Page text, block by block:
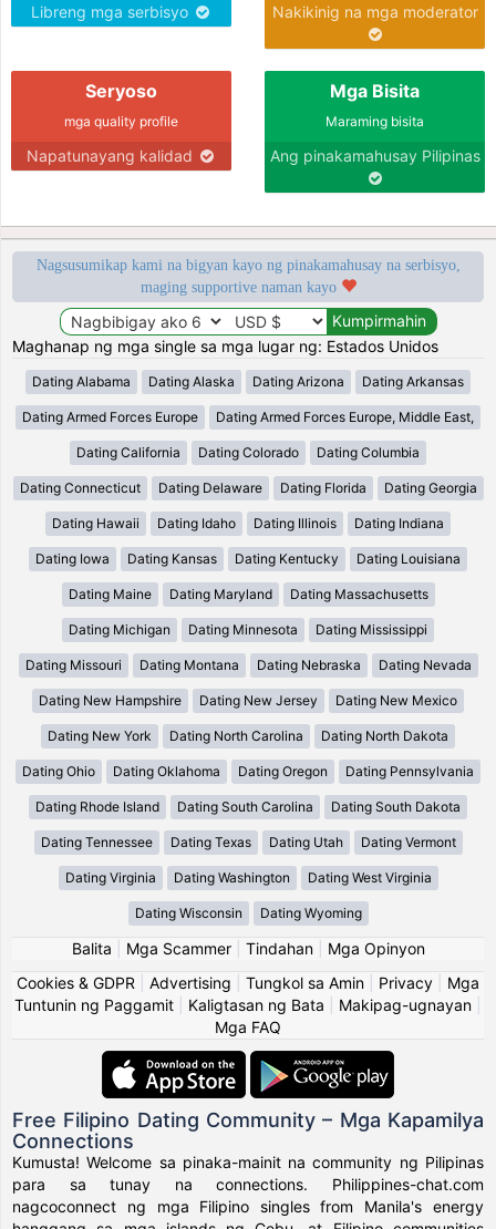
Libreng mga serbisyo Nakikinig na mga moderator
Seryoso
mga quality profile
Napatunayang kalidad
Mga Bisita
Maraming bisita
Ang pinakamahusay Pilipinas
Nagsusumikap kami na bigyan kayo ng pinakamahusay na serbisyo,
maging supportive naman kayo
Maghanap ng mga single sa mga lugar ng: Estados Unidos
Dating Alabama Dating Alaska Dating Arizona Dating Arkansas
Dating Armed Forces Europe Dating Armed Forces Europe, Middle East,
Dating California Dating Colorado Dating Columbia
Dating Connecticut Dating Delaware Dating Florida Dating Georgia
Dating Hawaii Dating Idaho Dating Illinois Dating Indiana
Dating Iowa Dating Kansas Dating Kentucky Dating Louisiana
Dating Maine Dating Maryland Dating Massachusetts
Dating Michigan Dating Minnesota Dating Mississippi
Dating Missouri Dating Montana Dating Nebraska Dating Nevada
Dating New Hampshire Dating New Jersey Dating New Mexico
Dating New York Dating North Carolina Dating North Dakota
Dating Ohio Dating Oklahoma Dating Oregon Dating Pennsylvania
Dating Rhode Island Dating South Carolina Dating South Dakota
Dating Tennessee Dating Texas Dating Utah Dating Vermont
Dating Virginia Dating Washington Dating West Virginia
Dating Wisconsin Dating Wyoming
Balita Mga Scammer| Tindahan| Mga Opinyon
Cookies & GDPR
Advertising Tungkol sa Amin Privacy
Mga
Tuntunin ng Paggamit
Kaligtasan ng Bata Makipag-ugnayan
Mga FAQ
Free Filipino Dating Community – Mga Kapamilya
Connections
Kumusta! Welcome sa pinaka-mainit na community ng Pilipinas
para sa tunay na connections. Philippines-chat.com
nagcoconnect ng mga Filipino singles from Manila's energy